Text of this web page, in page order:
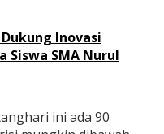
Inovasi
Siswa SMA Nurul
ini ada 90